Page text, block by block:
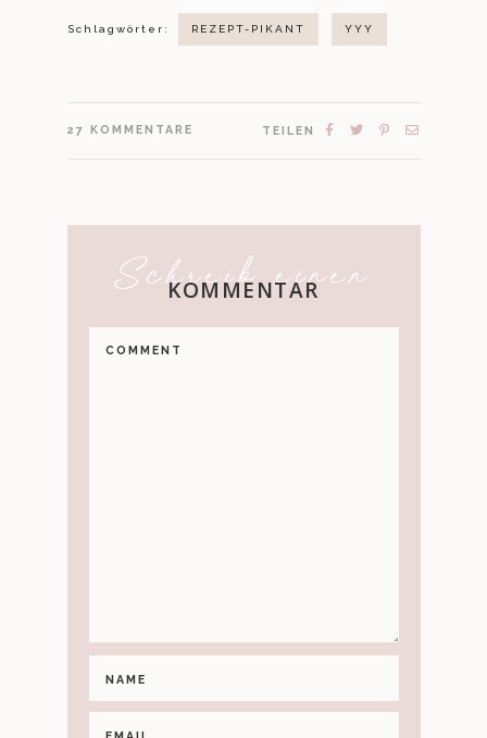
Schlagwörter: REZEPT-PIKANT YYY
27 KOMMENTARE TEILEN
Schreib einen
KOMMENTAR